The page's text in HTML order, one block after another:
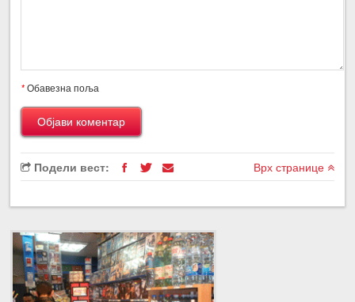
*Обавезна поља
Подели вест: Врх странице